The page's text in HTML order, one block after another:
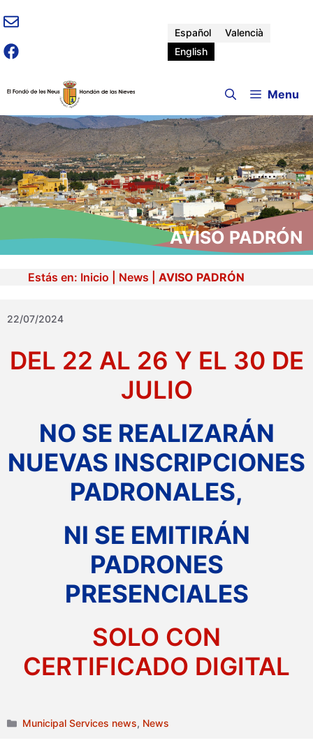
Skip
to
content
Español
Valencià
English
Menu
AVISO PADRÓN
Estás en: Inicio News AVISO PADRÓN
22/07/2024
DEL 22 AL 26 Y EL 30 DE
JULIO
NO SE REALIZARÁN
NUEVAS INSCRIPCIONES
PADRONALES,
NI SE EMITIRÁN
PADRONES
PRESENCIALES
SOLO CON
CERTIFICADO DIGITAL
Categories
Municipal Services news, News